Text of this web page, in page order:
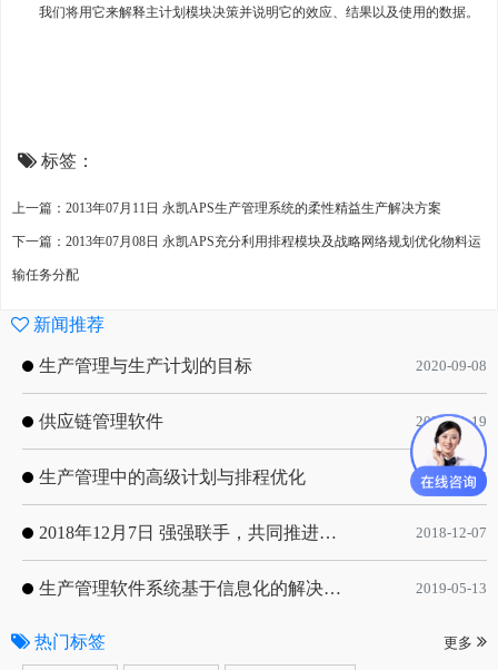
我们将用它来解释主计划模块决策并说明它的效应、结果以及使用的数据。
标签：
上一篇：2013年07月11日 永凯APS生产管理系统的柔性精益生产解决方案
下一篇：2013年07月08日 永凯APS充分利用排程模块及战略网络规划优化物料运
输任务分配
新闻推荐
生产管理与生产计划的目标 2020-09-08
供应链管理软件 2020-01-19
生产管理中的高级计划与排程优化 2019-05-16
2018年12月7日 强强联手，共同推进电子器件领域APS应用典范 风华高科生产自动化工业互联网应用项目-APS项目启动会 2018-12-07
生产管理软件系统基于信息化的解决方案 2019-05-13
热门标签 更多